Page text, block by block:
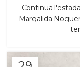
Continua
Margalida